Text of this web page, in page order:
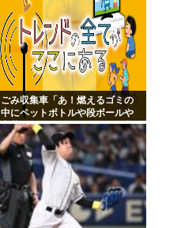
ごみ収集車「あ！燃えるゴミの
中にペットボトルや段ボールや
中華鍋やドラム缶やテレビが入
ってる！」